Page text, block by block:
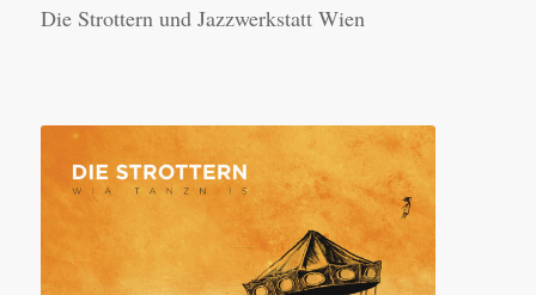
Die Strottern und Jazzwerkstatt Wien